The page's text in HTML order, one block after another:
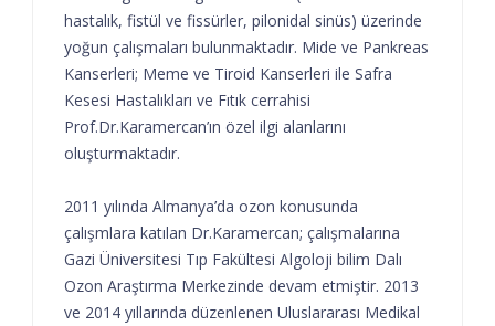
hastalık, fistül ve fissürler, pilonidal sinüs) üzerinde
yoğun çalışmaları bulunmaktadır. Mide ve Pankreas
Kanserleri; Meme ve Tiroid Kanserleri ile Safra
Kesesi Hastalıkları ve Fıtık cerrahisi
Prof.Dr.Karamercan’ın özel ilgi alanlarını
oluşturmaktadır.
2011 yılında Almanya’da ozon konusunda
çalışmlara katılan Dr.Karamercan; çalışmalarına
Gazi Üniversitesi Tıp Fakültesi Algoloji bilim Dalı
Ozon Araştırma Merkezinde devam etmiştir. 2013
ve 2014 yıllarında düzenlenen Uluslararası Medikal